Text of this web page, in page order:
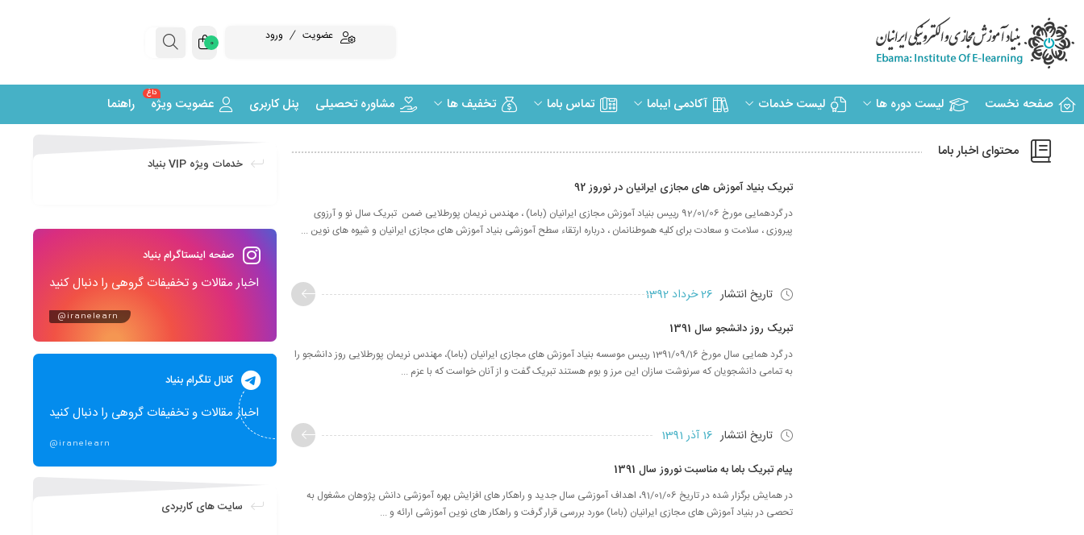
عضویت ورود 0
صفحه نخست لیست دوره ها لیست خدمات آکادمی ایباما تماس باما تخفیف ها مشاوره تحصیلی پنل کاربری عضویت ویژه
داغ
راهنما
محتوای اخبار باما
تبریک بنیاد آموزش های مجازی ایرانیان در نوروز 92
در گردهمایی مورخ 92/01/06 رییس بنیاد آموزش مجازی ایرانیان (باما) ، مهندس نریمان پورطلایی ضمن تبریک سال نو و آرزوی
پیروزی ، سلامت و سعادت برای کلیه هموطنانمان ، درباره ارتقاء سطح آموزشی بنیاد آموزش های مجازی ایرانیان و شیوه های نوین ...
تاریخ انتشار 26 خرداد 1392
تبریک روز دانشجو سال 1391
در گرد همایی سال مورخ 1391/09/16 رییس موسسه بنیاد آموزش های مجازی ایرانیان (باما)، مهندس نریمان پورطلایی روز دانشجو را
به تمامی دانشجویان که سرنوشت سازان این مرز و بوم هستند تبریک گفت و از آنان خواست که با عزم ...
تاریخ انتشار 16 آذر 1391
پیام تبریک باما به مناسبت نوروز سال 1391
در همایش برگزار شده در تاریخ 91/01/06، اهداف آموزشی سال جدید و راهکار های افزایش بهره آموزشی دانش پژوهان مشغول به
تحصی در بنیاد آموزش های مجازی ایرانیان (باما) مورد بررسی قرار گرفت و راهکار های نوین آموزشی ارائه و ...
خدمات ویژه VIP بنیاد
صفحه اینستاگرام بنیاد
اخبار مقالات و تخفیفات گروهی را دنبال کنید
@iranelearn
کانال تلگرام بنیاد
اخبار مقالات و تخفیفات گروهی را دنبال کنید
@iranelearn
سایت های کاربردی